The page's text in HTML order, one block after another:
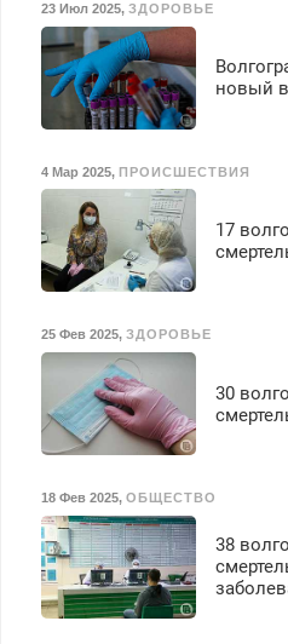
23 Июл 2025, ЗДОРОВЬЕ
новый
4 Мар 2025, ПРОИСШЕСТВИЯ
17
25 Фев 2025, ЗДОРОВЬЕ
30
18 Фев 2025, ОБЩЕСТВО
38